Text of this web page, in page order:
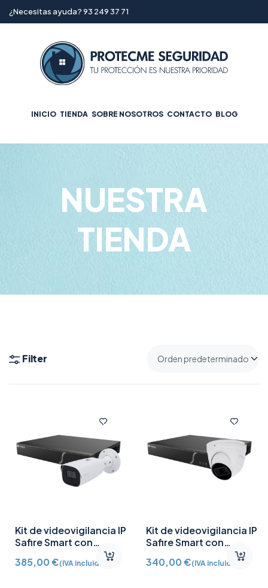
¿Necesitas ayuda? 93 249 37 71
INICIO TIENDA SOBRE NOSOTROS CONTACTO BLOG
NUESTRA
TIENDA
Filter
Kit de videovigilancia IP
Safire Smart con
Cámara bullet de 4Mpx
y NVR de 8CH
385,00€(IVA incluido)
Kit de videovigilancia IP
Safire Smart con
Cámara Turret de 4Mpx
y NVR de 8CH
340,00€(IVA incluido)